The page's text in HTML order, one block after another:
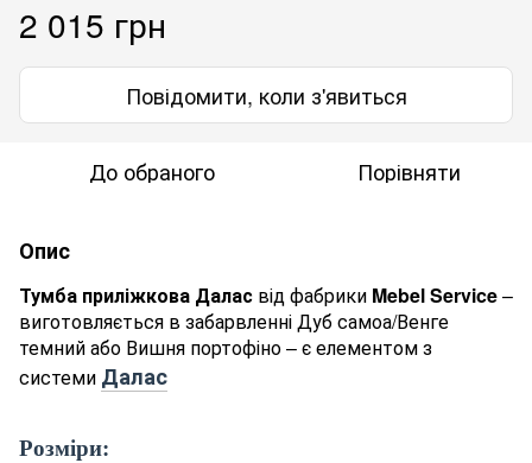
2 015 грн
Повідомити, коли з'явиться
До обраного Порівняти
Опис
Тумба приліжкова Далас від фабрики Mebel Service–
виготовляється в забарвленні Дуб самоа/Венге
темний або Вишня портофіно – є елементом з
системи Далас
Розміри: